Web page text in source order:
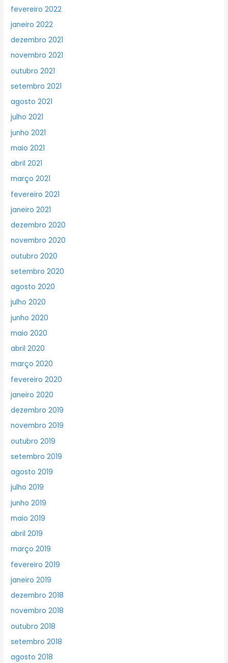
fevereiro 2022
janeiro 2022
dezembro 2021
novembro 2021
outubro 2021
setembro 2021
agosto 2021
julho 2021
junho 2021
maio 2021
abril 2021
março 2021
fevereiro 2021
janeiro 2021
dezembro 2020
novembro 2020
outubro 2020
setembro 2020
agosto 2020
julho 2020
junho 2020
maio 2020
abril 2020
março 2020
fevereiro 2020
janeiro 2020
dezembro 2019
novembro 2019
outubro 2019
setembro 2019
agosto 2019
julho 2019
junho 2019
maio 2019
abril 2019
março 2019
fevereiro 2019
janeiro 2019
dezembro 2018
novembro 2018
outubro 2018
setembro 2018
agosto 2018